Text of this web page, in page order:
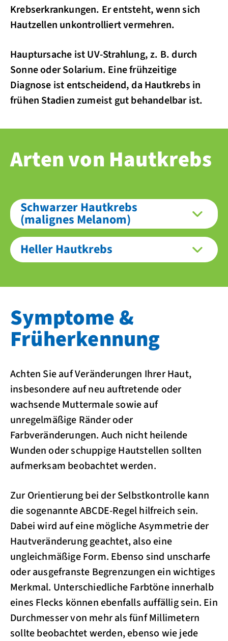
Krebserkrankungen. Er entsteht, wenn sich
Hautzellen unkontrolliert vermehren.
Hauptursache ist UV-Strahlung, z. B. durch
Sonne oder Solarium. Eine frühzeitige
Diagnose ist entscheidend, da Hautkrebs in
frühen Stadien zumeist gut behandelbar ist.
Arten von Hautkrebs
Schwarzer Hautkrebs
(malignes Melanom)
Heller Hautkrebs
Symptome &
Früherkennung
Achten Sie auf Veränderungen Ihrer Haut,
insbesondere auf neu auftretende oder
wachsende Muttermale sowie auf
unregelmäßige Ränder oder
Farbveränderungen. Auch nicht heilende
Wunden oder schuppige Hautstellen sollten
aufmerksam beobachtet werden.
Zur Orientierung bei der Selbstkontrolle kann
die sogenannte ABCDE-Regel hilfreich sein.
Dabei wird auf eine mögliche Asymmetrie der
Hautveränderung geachtet, also eine
ungleichmäßige Form. Ebenso sind unscharfe
oder ausgefranste Begrenzungen ein wichtiges
Merkmal. Unterschiedliche Farbtöne innerhalb
eines Flecks können ebenfalls auffällig sein. Ein
Durchmesser von mehr als fünf Millimetern
sollte beobachtet werden, ebenso wie jede